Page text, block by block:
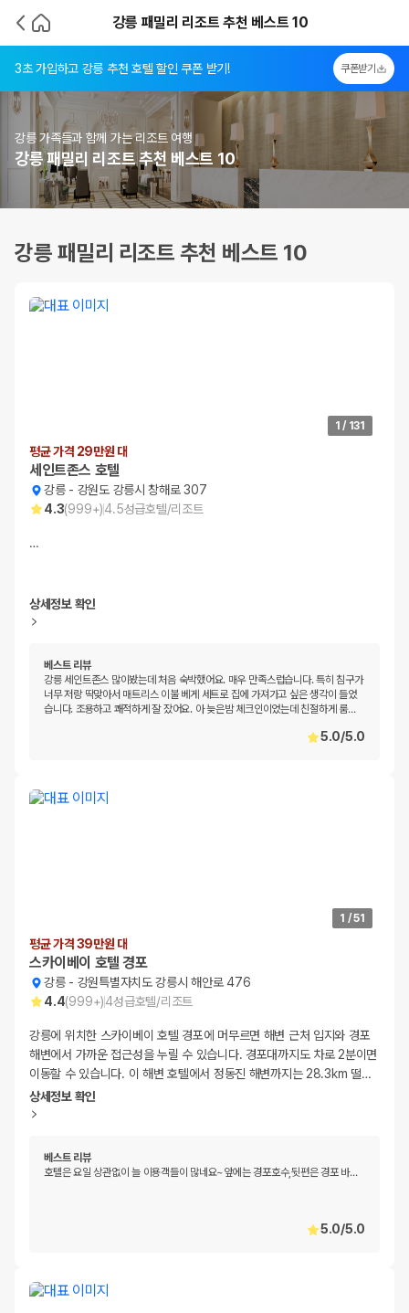
강릉 패밀리 리조트 추천 베스트 10
3초 가입하고 강릉 추천 호텔 할인 쿠폰 받기! 쿠폰받기
강릉 가족들과 함께 가는 리조트 여행
강릉 패밀리 리조트 추천 베스트 10
강릉 패밀리 리조트 추천 베스트 10
1 / 131
평균 가격 29만원 대
세인트존스 호텔
강릉- 강원도 강릉시 창해로 307
4.3(999+)4.5성급호텔/리조트
…
상세정보 확인
베스트 리뷰
강릉 세인트존스 많이봤는데 처음 숙박했어요. 매우 만족스럽습니다. 특히 침구가
너무 저랑 딱맞아서 매트리스 이불 베게 세트로 집에 가져가고 싶은 생각이 들었
습니다. 조용하고 쾌적하게 잘 잤어요. 아 늦은밤 체크인이었는데 친절하게 룸…
5.0/5.0
1 /51
평균 가격 39만원 대
스카이베이 호텔 경포
강릉- 강원특별자치도 강릉시 해안로 476
4.4(999+)4성급호텔/리조트
강릉에 위치한 스카이베이 호텔 경포에 머무르면 해변 근처 입지와 경포
해변에서 가까운 접근성을 누릴 수 있습니다. 경포대까지도 차로 2분이면
이동할 수 있습니다. 이 해변 호텔에서 정동진 해변까지는 28.3km 떨…
상세정보 확인
베스트 리뷰
호텔은 요일 상관없이 늘 이용객들이 많네요~앞에는 경포호수,뒷편은 경포 바…
5.0/5.0